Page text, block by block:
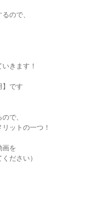
ので、
きます！
です
で、
ットの一つ！
画を
ださい）